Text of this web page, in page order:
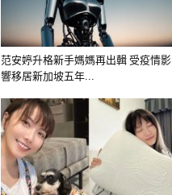
范安婷升格新手媽媽再出輯 受疫情影
響移居新加坡五年...